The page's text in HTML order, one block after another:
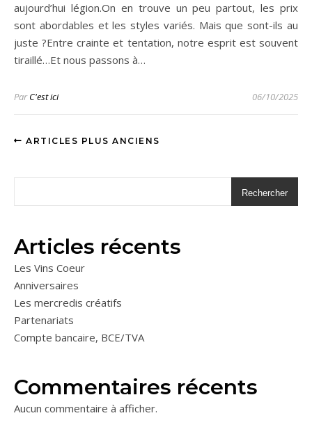
aujourd’hui légion.On en trouve un peu partout, les prix
sont abordables et les styles variés. Mais que sont-ils au
juste ?Entre crainte et tentation, notre esprit est souvent
tiraillé…Et nous passons à…
ParC'est ici 06/10/2025
ARTICLES PLUS ANCIENS
Rechercher
Articles récents
Les Vins Coeur
Anniversaires
Les mercredis créatifs
Partenariats
Compte bancaire, BCE/TVA
Commentaires récents
Aucun commentaire à afficher.